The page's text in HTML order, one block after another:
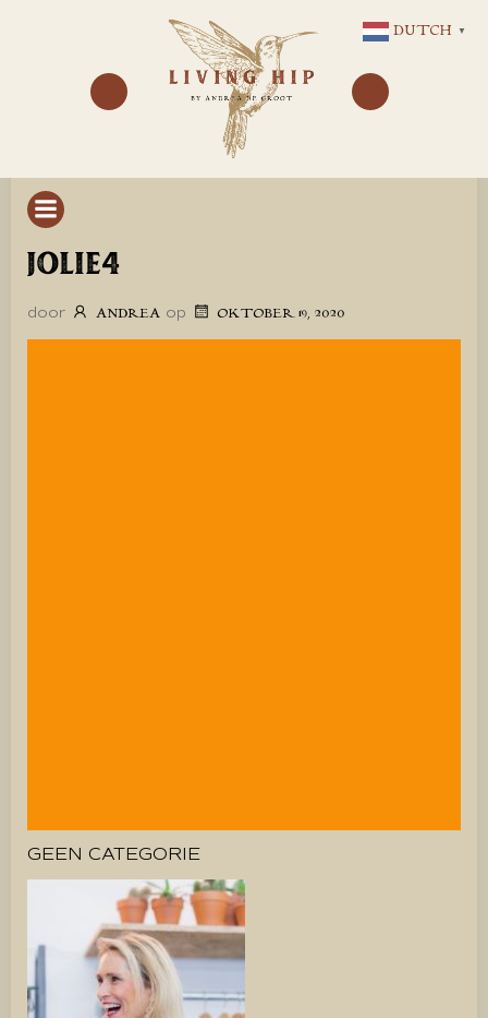
NAAR
DE
INHOUD
JOLIE4
door ANDREA op OKTOBER 19, 2020
GEEN CATEGORIE
DUTCH ▼